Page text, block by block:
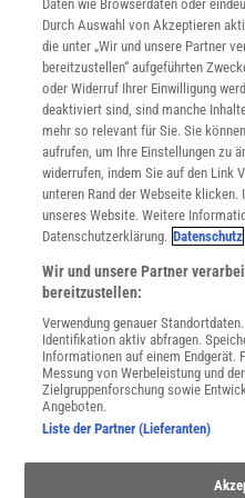
INFO
Mediadaten
Datenschutz
Nutzungsbedingungen
Cookie-Einstellungen
Utiq verwalten
Nutzungsbasierte
Alle Artikel
Impressum
Angebote für Schulen
Angebote für Institutionen
Sprachen lernen mit Gymglish
Lexika
Für Spektrum schreiben
Zugänglichkeitserklärung
KielSCN
Wissenschaft in die Schulen
Daten wie Browserdaten oder
Durch Auswahl von Akzeptieren
die unter „Wir und unsere Partner
bereitzustellen“ aufgeführten
oder Widerruf Ihrer Einwilligung
deaktiviert sind, sind manche
mehr so relevant für Sie. Sie
aufrufen, um Ihre Einstellungen zu
widerrufen, indem Sie auf den Link
unteren Rand der Webseite
unseres Website. Weitere
Datenschutzerklärung. Datenschutz
Wir und unsere Partner
bereitzustellen:
Verwendung genauer
Identifikation aktiv abfragen.
Informationen auf einem Endgerät.
Messung von Werbeleistung und
Zielgruppenforschung sowie
Angeboten.
Liste der Partner (Lieferanten)